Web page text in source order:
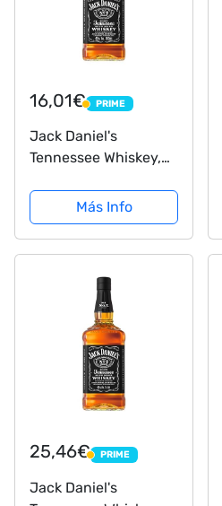
16,01€ PRIME
PRIME
Jack Daniel's
Tennessee Whiskey,
Más Info
25,46€ PRIME
PRIME
Jack Daniel's